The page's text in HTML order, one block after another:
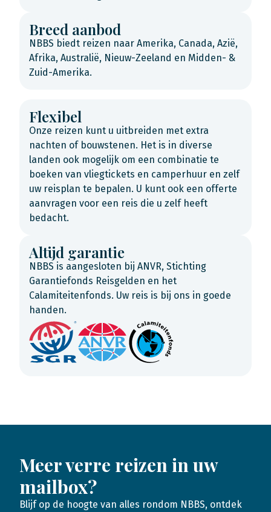
Breed aanbod
NBBS biedt reizen naar Amerika, Canada, Azië,
Afrika, Australië, Nieuw-Zeeland en Midden- &
Zuid-Amerika.
Flexibel
Onze reizen kunt u uitbreiden met extra
nachten of bouwstenen. Het is in diverse
landen ook mogelijk om een combinatie te
boeken van vliegtickets en camperhuur en zelf
uw reisplan te bepalen. U kunt ook een offerte
aanvragen voor een reis die u zelf heeft
bedacht.
Altijd garantie
NBBS is aangesloten bij ANVR, Stichting
Garantiefonds Reisgelden en het
Calamiteitenfonds. Uw reis is bij ons in goede
handen.
Meer verre reizen in uw
mailbox?
Blijf op de hoogte van alles rondom NBBS, ontdek